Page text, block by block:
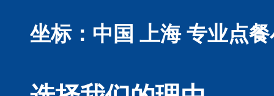
坐标：中国 上海 专业点